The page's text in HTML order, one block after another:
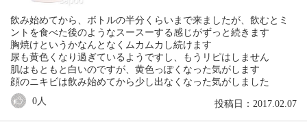
飲み始めてから、ボトルの半分くらいまで来ましたが、飲むとミ
ントを食べた後のようなスースーする感じがずっと続きます
胸焼けというかなんとなくムカムカし続けます
尿も黄色くなり過ぎているようですし、もうリピはしません
肌はもともと白いのですが、黄色っぽくなった気がします
顔のニキビは飲み始めてから少し出なくなった気がしました
投稿日：2017.02.07
0人